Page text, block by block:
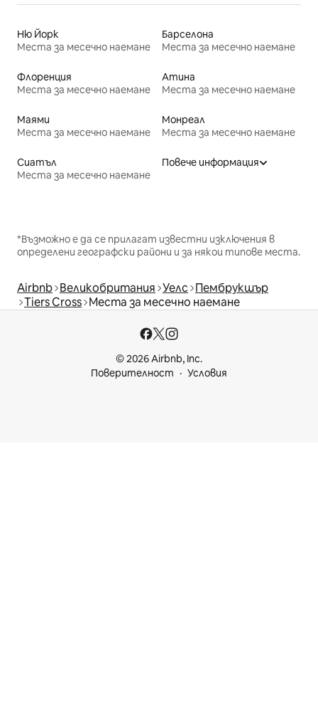
Ню Йорк
Места за месечно наемане
Барселона
Места за месечно наемане
Флоренция
Места за месечно наемане
Атина
Места за месечно наемане
Маями
Места за месечно наемане
Монреал
Места за месечно наемане
Сиатъл
Места за месечно наемане
Повече информация
*Възможно е да се прилагат известни изключения в
определени географски райони и за някои типове места.
Airbnb Великобритания Уелс Пембрукшър
Tiers Cross Места за месечно наемане
© 2026 Airbnb, Inc.
Поверителност
Условия